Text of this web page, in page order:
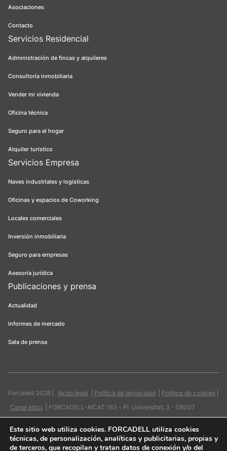
Asociaciones
Contacto
Servicios Residencial
Administración de fincas y alquileres
Consultoría inmobiliaria
Vender mi vivienda
Oficina técnica
Seguro para el hogar
Alquiler turístico
Servicios Empresa
Naves industriales y logísticas
Oficinas y espacios de Coworking
Locales comerciales
Inversión inmobiliaria
Seguro para empresas
Asesoría jurídica
Publicaciones y prensa
Actualidad
Informes de mercado
Sala de prensa
Forcadell 2026 Aviso legal Política de privacidad
Política de cookies
Canal ético
FORCADELL-AICAT 163 - Pl. Universitat, 3 - 08007
Este sitio web utiliza cookies. FORCADELL utiliza cookies
técnicas, de personalización, analíticas y publicitarias, propias y
de terceros, que recopilan y tratan datos de conexión y/o del